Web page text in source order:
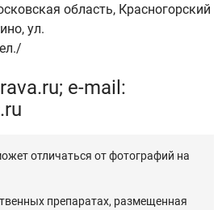
область, Красногорский
ул.
e-mail:
отличаться от фотографий на
препаратах, размещенная